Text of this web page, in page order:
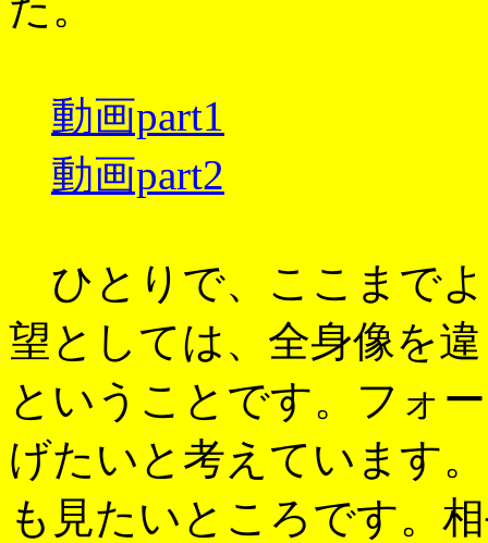
動画part1
動画part2
ひとりで、ここまで
望としては、全身像を
ということです。フォ
げたいと考えています
も見たいところです。